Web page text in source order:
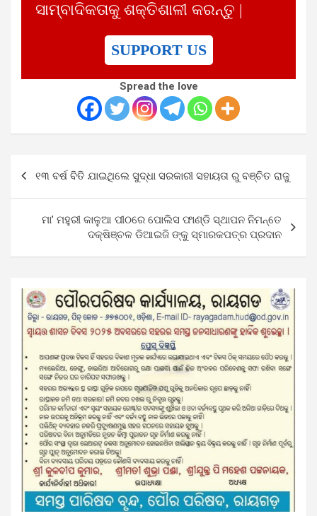
ସାମ୍ବାଦିକତାକୁ ଶକ୍ତିଶାଳୀ କରନ୍ତୁ |
SUPPORT US
Spread the love
୧୩ ବର୍ଷ ବିତି ଯାଇଥିଲେ ସୁଦ୍ଧା ସରକାରୀ ସହାୟତା ରୁ ବଞ୍ଚିତ ରାଜୁ
ମା’ ମହୁରୀ କାଳୁଆ ପୀଠରେ ପୋଲିସ ଫାଣ୍ଡି ସ୍ଥାପନ ନିମନ୍ତେ
ଦକ୍ଷିଞ୍ଚଳ ଡିଆଇଜି ଙ୍କୁ ସ୍ମାରକପତ୍ର ପ୍ରଦାନ